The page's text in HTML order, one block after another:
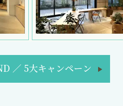
／ 5大キャンペーン